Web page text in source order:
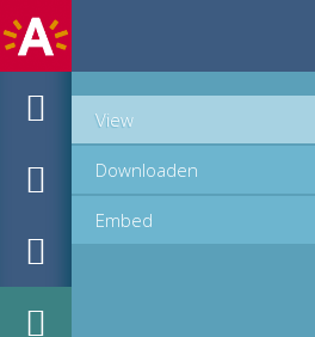
View
Downloaden
Embed